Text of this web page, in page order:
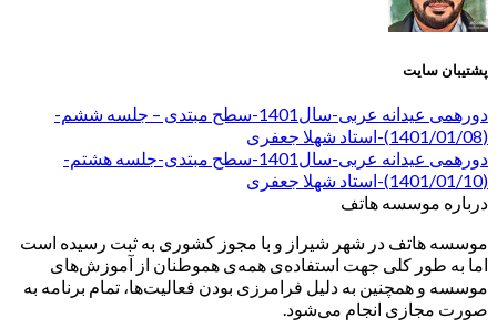
پشتیبان سایت
دورهمی عیدانه عربی-سال1401-سطح مبتدی – جلسه ششم-
(1401/01/08)-استاد شهلا جعفری
دورهمی عیدانه عربی-سال1401-سطح مبتدی-جلسه هشتم-
(1401/01/10)-استاد شهلا جعفری
درباره موسسه هاتف
موسسه هاتف در شهر شیراز و با مجوز کشوری به ثبت رسیده است
اما به طور کلی جهت استفاده‌ی همه‌ی هموطنان از آموزش‌های
موسسه و همچنین به دلیل فرامرزی بودن فعالیت‌ها، تمام برنامه به
صورت مجازی انجام می‌شود.